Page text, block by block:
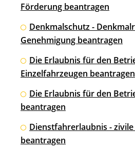
Förderung beantragen
Denkmalschutz -
Genehmigung beantragen
Die Erlaubnis für den
Einzelfahrzeugen beantragen
Die Erlaubnis für den
beantragen
Dienstfahrerlaubnis -
beantragen